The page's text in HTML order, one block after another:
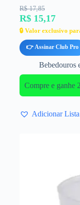
R$ 17,85
R$ 15,17
🔒 Valor exclusivo
👉 Assinar Club Pro
Bebedouros
Compre e ganhe
Adicionar